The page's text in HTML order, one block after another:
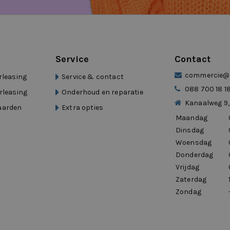
Service
Service & contact
Onderhoud en reparatie
Extra opties
Contact
088 700 18 18
Kanaalweg
Maandag
Dinsdag
Woensdag
Donderdag
Vrijdag
Zaterdag
Zondag